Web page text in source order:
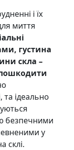
і їх
миття
густина
скла –
та ідеально
безпечними
у
склі.